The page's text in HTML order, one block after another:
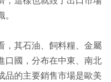
，其石油、飼料糧、金屬
口國，分布在中東、南北
品的主要銷售市場是歐美